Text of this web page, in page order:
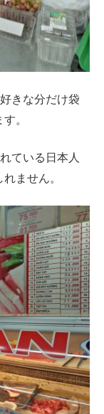
きな分だけ袋
。
ている日本人
ません。